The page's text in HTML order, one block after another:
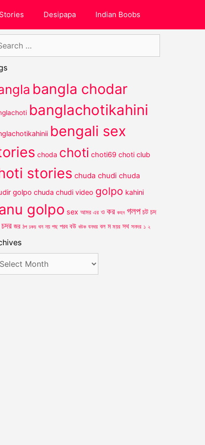
Desipapa Indian Boobs
bangla chodar
banglachotikahini
bengali sex
choda choti choti69 choti club
stories chuda chudi chuda
golpo chuda chudi video golpo kahini
golpo sex আমর এর ও কর কহন গলপ চট চদ
চদর জর ঠপ ঢকয় ধন নয় পছ পরব বউ বউক বনধর বল ম ময়র সথ সনদর ১ ২